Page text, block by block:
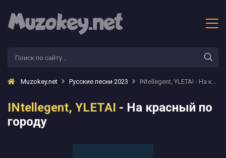
Muzokey.net Русские песни 2023 INtellegent, YLETAI - На красный по городу
INtellegent, YLETAI - На красный по
городу